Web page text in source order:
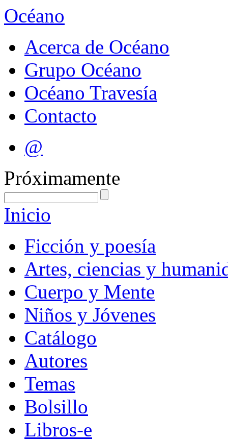
Océano
Acerca de Océano
Grupo Océano
Océano Travesía
Contacto
@
Próximamente
Inicio
Ficción y poesía
Artes, ciencias y
Cuerpo y Mente
Niños y Jóvenes
Catálogo
Autores
Temas
Bolsillo
Libros-e